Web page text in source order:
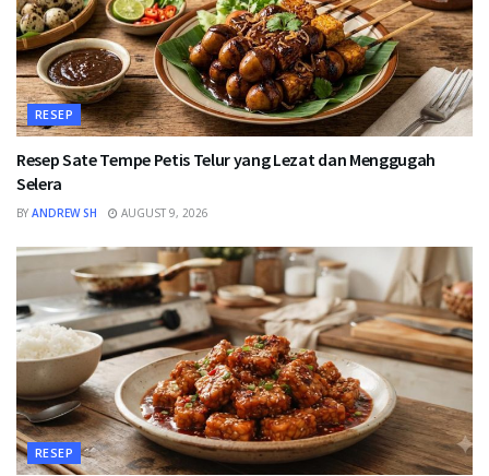
RESEP
Resep Sate Tempe Petis Telur yang Lezat dan Menggugah
Selera
BY ANDREW SH AUGUST 9, 2026
RESEP